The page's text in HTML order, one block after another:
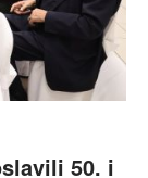
50. i